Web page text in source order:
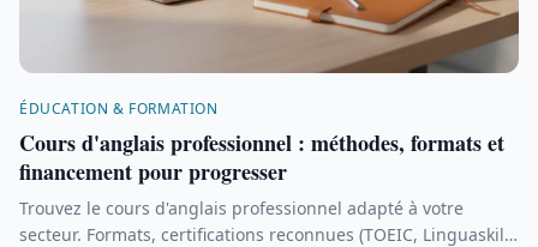
ÉDUCATION & FORMATION
Cours d'anglais professionnel : méthodes, formats et
financement pour progresser
Trouvez le cours d'anglais professionnel adapté à votre
secteur. Formats, certifications reconnues (TOEIC, Linguaskill),